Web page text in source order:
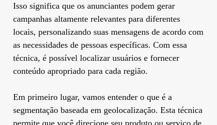
Isso significa que os anunciantes podem gerar
campanhas altamente relevantes para diferentes
locais, personalizando suas mensagens de acordo com
as necessidades de pessoas específicas. Com essa
técnica, é possível localizar usuários e fornecer
conteúdo apropriado para cada região.
Em primeiro lugar, vamos entender o que é a
segmentação baseada em geolocalização. Esta técnica
permite que você direcione seu produto ou serviço de